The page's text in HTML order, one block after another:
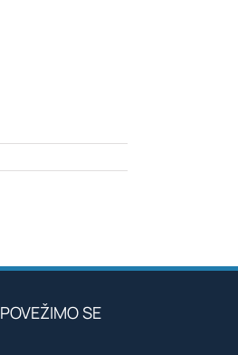
POVEŽIMO SE